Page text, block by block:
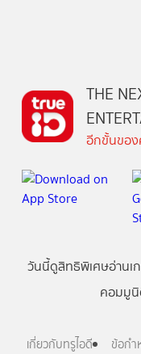
THE
อีกขั้นของ
วันนี้ดูสิทธิพิเศษอ่านเ
คอมมู
เกี่ยวกับทรูไอดี ข้อกำ